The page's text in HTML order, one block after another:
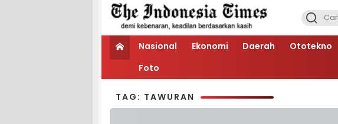
Nasional Ekonomi Daerah Ototekno
Foto
TAG: TAWURAN